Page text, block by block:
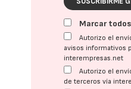
Marcar todos
Autorizo el
avisos informativos
interempresas.net
Autorizo el
de terceros vía